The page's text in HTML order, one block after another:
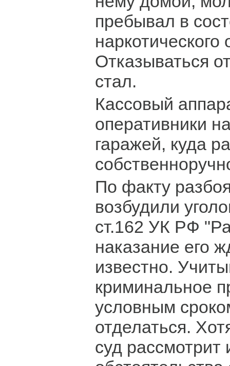
пребывал в
наркотического
Отказываться
стал.
Кассовый
оперативники
гаражей, куда
По факту
возбудили
ст.162 УК РФ
наказание его
известно.
криминальное
условным
отделаться.
суд рассмотрит